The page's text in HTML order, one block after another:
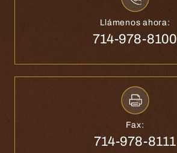
Llámenos ahora:
714-978-8100
Fax:
714-978-8111